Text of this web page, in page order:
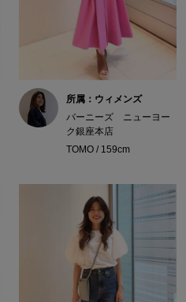
所属：ウィメンズ
バーニーズ ニューヨー
ク銀座本店
TOMO / 159cm